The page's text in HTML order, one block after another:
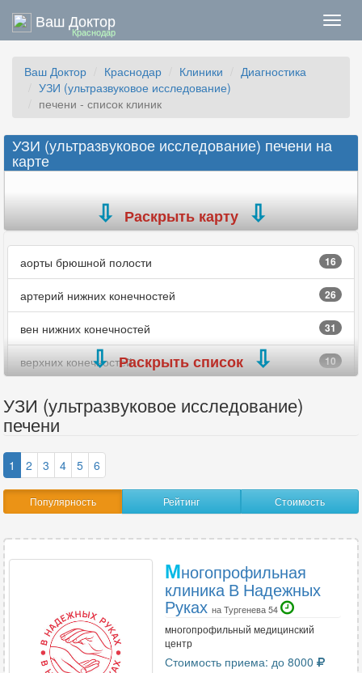
Ваш Доктор
Краснодар
Ваш Доктор Краснодар Клиники
Диагностика
УЗИ (ультразвуковое исследование)
печени - список клиник
УЗИ (ультразвуковое исследование) печени на
карте
Раскрыть карту
аорты брюшной полости 16
артерий нижних конечностей 26
вен нижних конечностей 31
верхних конечностей 10
вилочковой железы
внутренних женских половых органов
гайморовых пазух носа
гистеросальпингоскопия (УЗГСС) 7
голеностопного сустава
желудка
желчного пузыря 29
Раскрыть список
УЗИ (ультразвуковое исследование)
печени
1 2 3 4 5 6
Популярность Рейтинг Стоимость
Многопрофильная
клиника В Надежных
Руках на Тургенева 54
многопрофильный медицинский
центр
Стоимость приема: до 8000